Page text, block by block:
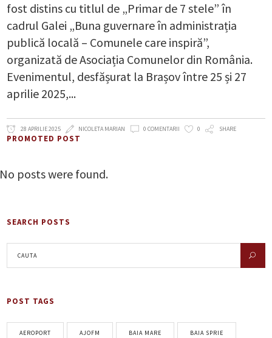
fost distins cu titlul de „Primar de 7 stele” în
cadrul Galei „Buna guvernare în administrația
publică locală – Comunele care inspiră”,
organizată de Asociația Comunelor din România.
Evenimentul, desfășurat la Brașov între 25 și 27
aprilie 2025,
28 APRILIE 2025 NICOLETA MARIAN 0 COMENTARII 0 SHARE
PROMOTED POST
No posts were found.
SEARCH POSTS
POST TAGS
AEROPORT AJOFM BAIA MARE BAIA SPRIE